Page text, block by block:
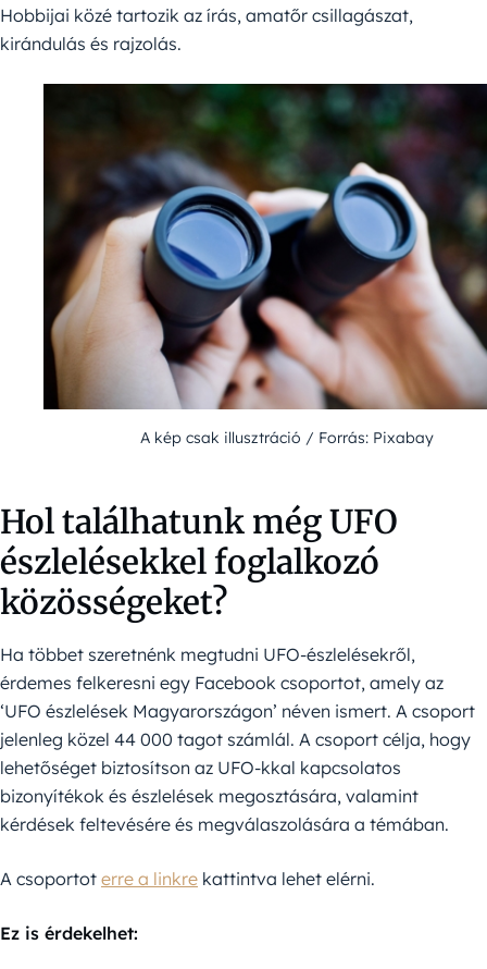
Hobbijai közé tartozik az írás, amatőr csillagászat,
kirándulás és rajzolás.
A kép csak illusztráció / Forrás: Pixabay
Hol találhatunk még UFO
észlelésekkel foglalkozó
közösségeket?
Ha többet szeretnénk megtudni UFO-észlelésekről,
érdemes felkeresni egy Facebook csoportot, amely az
‘UFO észlelések Magyarországon’ néven ismert. A csoport
jelenleg közel 44 000 tagot számlál. A csoport célja, hogy
lehetőséget biztosítson az UFO-kkal kapcsolatos
bizonyítékok és észlelések megosztására, valamint
kérdések feltevésére és megválaszolására a témában.
A csoportot erre a linkre kattintva lehet elérni.
Ez is érdekelhet: